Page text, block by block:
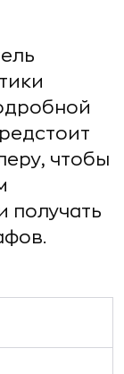
чтобы
получать